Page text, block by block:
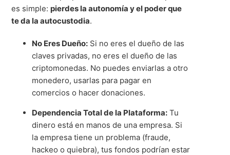
es simple: pierdes la autonomía y el poder que
te da la autocustodia.
No Eres Dueño: Si no eres el dueño de las
claves privadas, no eres el dueño de las
criptomonedas. No puedes enviarlas a otro
monedero, usarlas para pagar en
comercios o hacer donaciones.
Dependencia Total de la Plataforma: Tu
dinero está en manos de una empresa. Si
la empresa tiene un problema (fraude,
hackeo o quiebra), tus fondos podrían estar